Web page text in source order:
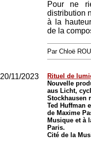
Pour ne
distribution
à la
de la
Par Chloë
20/11/2023
Rituel de
Nouvelle
aus Licht,
Stockhausen
Ted Huffman
de Maxime
Musique et à
Paris.
Cité de la